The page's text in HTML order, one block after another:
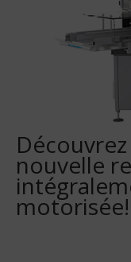
nouvelle
motorisée!